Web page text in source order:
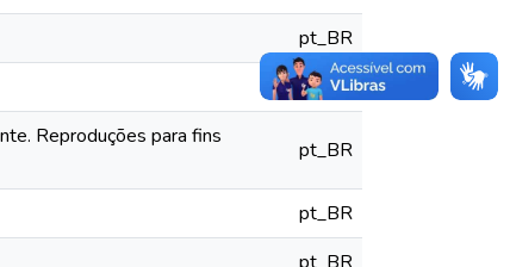
pt_BR
pt_BR
Reproduções para fins
pt_BR
pt_BR